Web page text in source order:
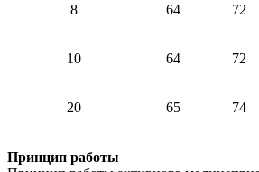
8 64 72
10 64 72
20 65 74
Принцип работы